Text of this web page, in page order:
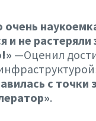
и не растеряли
—Оценил
с точки
.